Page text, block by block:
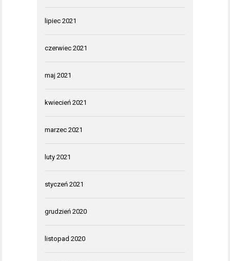
lipiec 2021
czerwiec 2021
maj 2021
kwiecień 2021
marzec 2021
luty 2021
styczeń 2021
grudzień 2020
listopad 2020